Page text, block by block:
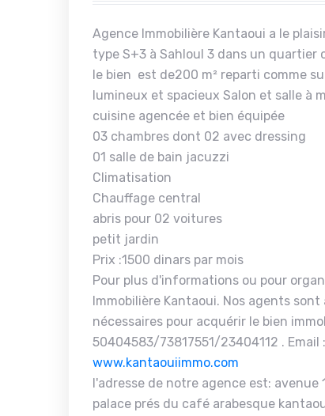
Agence Immobilière Kantaoui a le
type S+3 à Sahloul 3 dans un quartier
le bien est de200 m² reparti comme
lumineux et spacieux Salon et salle à
cuisine agencée et bien équipée
03 chambres dont 02 avec dressing
01 salle de bain jacuzzi
Climatisation
Chauffage central
abris pour 02 voitures
petit jardin
Prix :1500 dinars par mois
Pour plus d'informations ou pour
Immobilière Kantaoui. Nos agents
nécessaires pour acquérir le bien
50404583/73817551/23404112 .
www.kantaouiimmo.com
l'adresse de notre agence est: avenue
palace prés du café arabesque